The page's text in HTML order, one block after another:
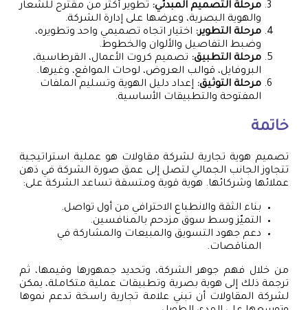
مرحلة التصميم المبدئي: تطوير أكثر من مقترح للشعار
والهوية البصرية، وعرضها على إدارة الشركة.
مرحلة التطوير: اختيار اتجاه تصميمي واحد وتطويره،
وضبط التفاصيل والألوان والخطوط.
مرحلة التطبيق: تصميم كروت الأعمال، القرطاسية،
البروفايل، قوالب العروض، لوحات المواقع، وغيرها.
مرحلة التوثيق: إعداد دليل الهوية وتسليم الملفات
المفتوحة والتطبيقات الأساسية.
خاتمة
تصميم هوية تجارية لشركة مقاولات هو عملية استراتيجية
تتجاوز الجانب الجمالي لتصل إلى عمق صورة الشركة في ذهن
عملائها وشركائها. هوية قوية ومتسقة تساعد الشركة على:
بناء الثقة والانطباع الاحترافي من أول تواصل.
التميّز وسط سوق مزدحم بالمنافسين.
دعم جهود التسويق والمبيعات والمشاركة في
المناقصات.
من خلال فهم جوهر الشركة، وتحديد جمهورها وقيمها، ثم
ترجمة ذلك إلى هوية بصرية وتطبيقات عملية متكاملة، يمكن
لشركة المقاولات أن تبني علامة تجارية راسخة تدعم نموها